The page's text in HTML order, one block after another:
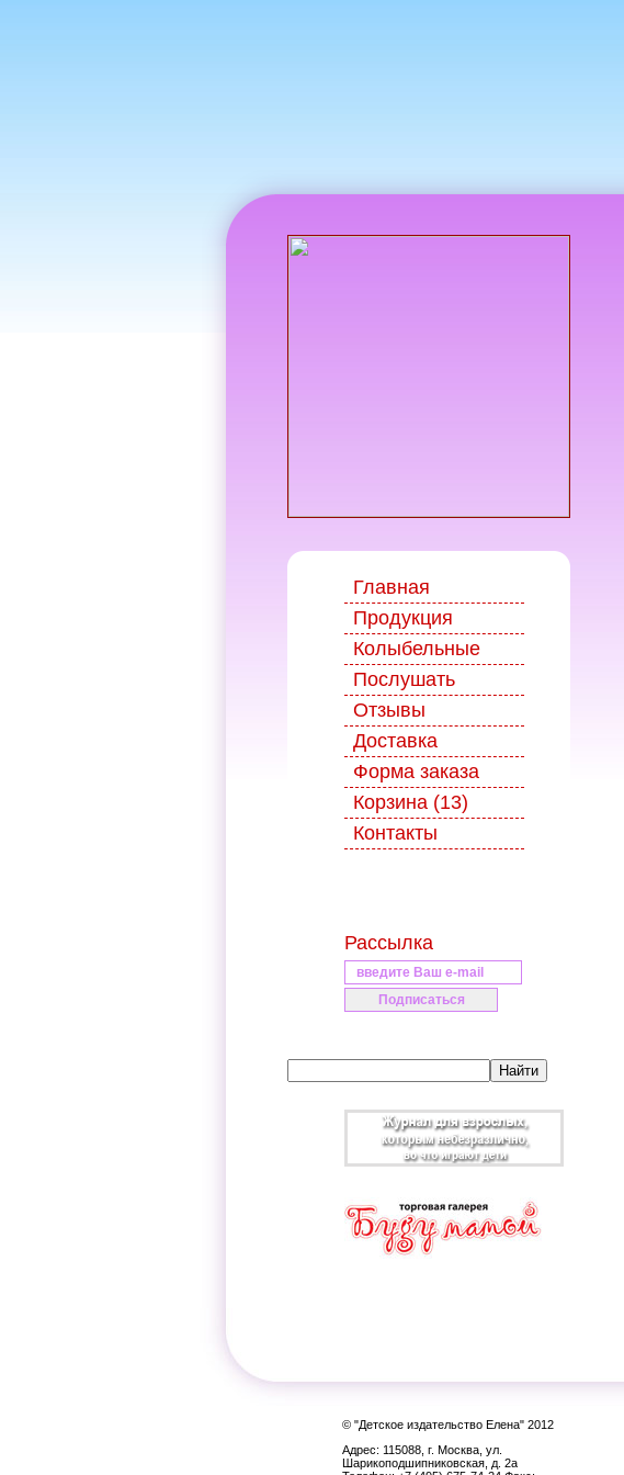
Главная
Продукция
Колыбельные
Послушать
Отзывы
Доставка
Форма заказа
Корзина (13)
Контакты
Рассылка
© "Детское издательство Елена" 2012
Адрес: 115088, г. Москва, ул.
Шарикоподшипниковская, д. 2а